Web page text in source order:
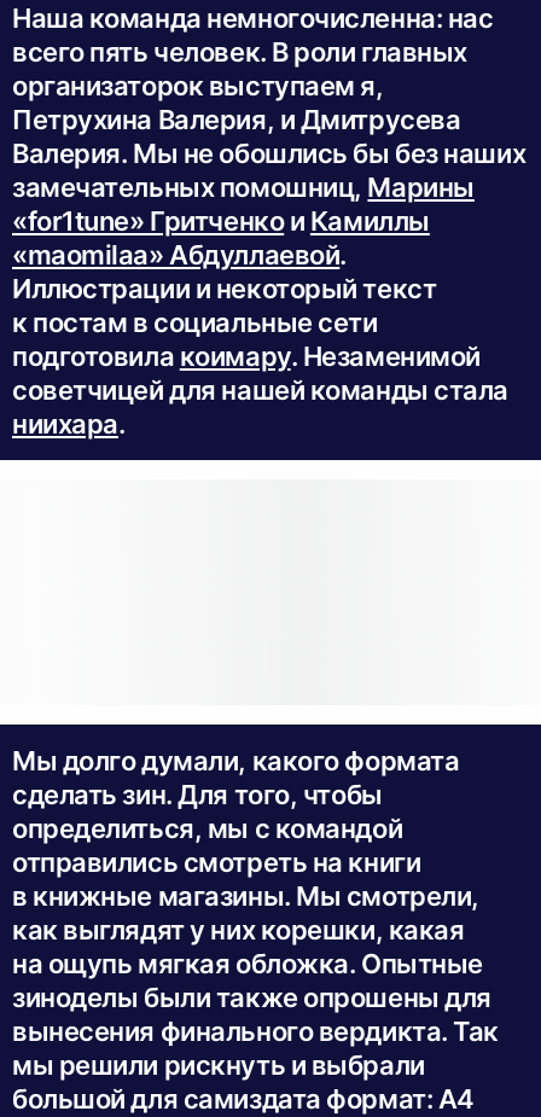
Наша команда немногочисленна: нас
всего пять человек. В роли главных
организаторок выступаем я,
Петрухина Валерия, и Дмитрусева
Валерия. Мы не обошлись бы без наших
замечательных помошниц, Марины
«for1tune» Гритченкои Камиллы
«maomilaa» Абдуллаевой.
Иллюстрации и некоторый текст
к постам в социальные сети
подготовила коимару. Незаменимой
советчицей для нашей команды стала
ниихара.
Мы долго думали, какого формата
сделать зин. Для того, чтобы
определиться, мы с командой
отправились смотреть на книги
в книжные магазины. Мы смотрели,
как выглядят у них корешки, какая
на ощупь мягкая обложка. Опытные
зиноделы были также опрошены для
вынесения финального вердикта. Так
мы решили рискнуть и выбрали
большой для самиздата формат: А4